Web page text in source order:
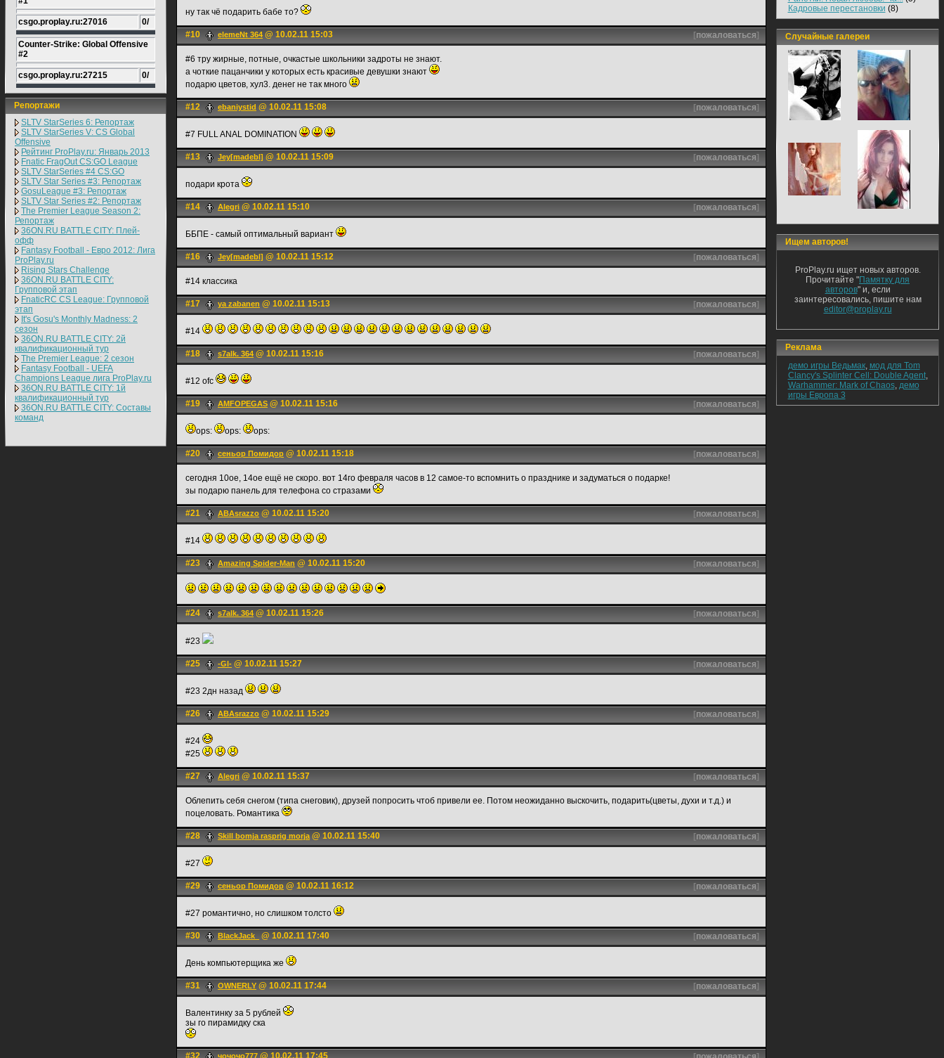
csgo.proplay.ru:27016 0/
Counter-Strike: Global Offensive
#2
csgo.proplay.ru:27215 0/
Репортажи
SLTV StarSeries 6: Репортаж
SLTV StarSeries V: CS Global
Offensive
Рейтинг ProPlay.ru: Январь 2013
Fnatic FragOut CS:GO League
SLTV StarSeries #4 CS:GO
SLTV Star Series #3: Репортаж
GosuLeague #3: Репортаж
SLTV Star Series #2: Репортаж
The Premier League Season 2:
Репортаж
36ON.RU BATTLE CITY: Плей-
офф
Fantasy Football - Евро 2012: Лига
ProPlay.ru
Rising Stars Challenge
36ON.RU BATTLE CITY:
Групповой этап
FnaticRC CS League: Групповой
этап
It's Gosu's Monthly Madness: 2
сезон
36ON.RU BATTLE CITY: 2й
квалификационный тур
The Premier League: 2 cезон
Fantasy Football - UEFA
Champions League лига ProPlay.ru
36ON.RU BATTLE CITY: 1й
квалификационный тур
36ON.RU BATTLE CITY: Составы
команд
ну так чё подарить бабе то?
#10 elemeNt 364 @ 10.02.11 15:03 [пожаловаться]
#6 тру жирные, потные, очкастые школьники задроты не знают.
а чоткие пацанчики у которых есть красивые девушки знают
подарю цветов, хул3. денег не так много
#12 ebaniystid @ 10.02.11 15:08 [пожаловаться]
#7 FULL ANAL DOMINATION
#13 Jey[madebl] @ 10.02.11 15:09 [пожаловаться]
подари крота
#14 Alegri @ 10.02.11 15:10 [пожаловаться]
ББПЕ - самый оптимальный вариант
#16 Jey[madebl] @ 10.02.11 15:12 [пожаловаться]
#14 классика
#17 ya zabanen @ 10.02.11 15:13 [пожаловаться]
#14
#18 s7alk. 364 @ 10.02.11 15:16 [пожаловаться]
#12 ofc
#19 AMFOPEGAS @ 10.02.11 15:16 [пожаловаться]
ops: ops: ops:
#20 сеньoр Помидор @ 10.02.11 15:18 [пожаловаться]
сегодня 10ое, 14ое ещё не скоро. вот 14го февраля часов в 12 самое-то вспомнить о празднике и задуматься о подарке!
зы подарю панель для телефона со стразами
#21 ABAsrazzo @ 10.02.11 15:20 [пожаловаться]
#14
#23 Amazing Spider-Man @ 10.02.11 15:20 [пожаловаться]
#24 s7alk. 364 @ 10.02.11 15:26 [пожаловаться]
#23
#25 -Gl- @ 10.02.11 15:27 [пожаловаться]
#23 2дн назад
#26 ABAsrazzo @ 10.02.11 15:29 [пожаловаться]
#24
#25
#27 Alegri @ 10.02.11 15:37 [пожаловаться]
Облепить себя снегом (типа снеговик), друзей попросить чтоб привели ее. Потом неожиданно выскочить, подарить(цветы, духи и т.д.) и
поцеловать. Романтика
#28 Skill bomja rasprig morja@ 10.02.11 15:40 [пожаловаться]
#27
#29 сеньoр Помидор @ 10.02.11 16:12 [пожаловаться]
#27 романтично, но слишком толсто
#30 BlackJack_ @ 10.02.11 17:40 [пожаловаться]
День компьютерщика же
#31 OWNERLY @ 10.02.11 17:44 [пожаловаться]
Валентинку за 5 рублей
зы го пирамидку ска
#32 чочочо777 @ 10.02.11 17:45
Кадровые перестановки (8)
Случайные галереи
Ищем авторов!
ProPlay.ru ищет новых авторов.
Прочитайте "Памятку для
авторов" и, если
заинтересовались, пишите нам
editor@proplay.ru
Реклама
демо игры Ведьмак, мод для Tom
Clancy's Splinter Cell: Double Agent,
Warhammer: Mark of Chaos, демо
игры Европа 3